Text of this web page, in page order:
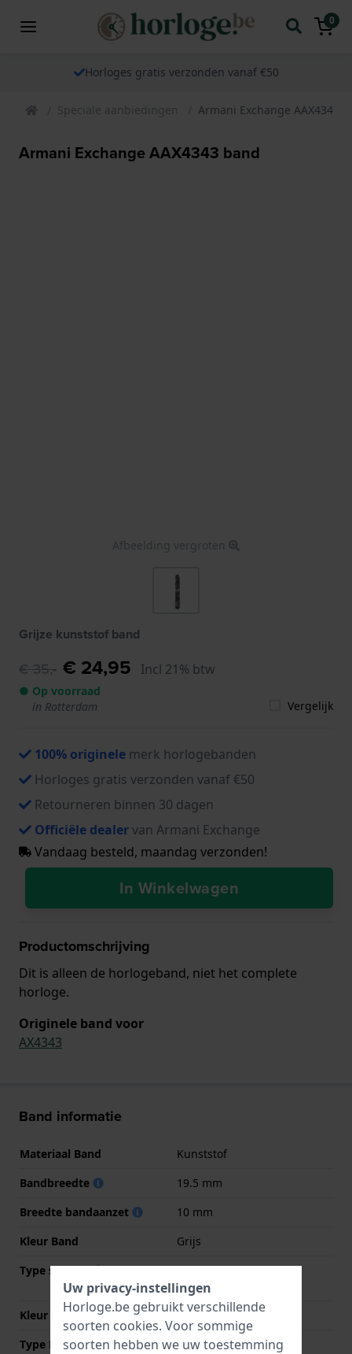
0
Horloges gratis verzonden vanaf €50
Speciale aanbiedingen Armani Exchange AAX4343
Armani Exchange AAX4343 band
Afbeelding vergroten
Grijze kunststof band
€ 35,- € 24,95 Incl 21% btw
● Op voorraad
in Rotterdam
Vergelijk
100% originele merk horlogebanden
Horloges gratis verzonden vanaf €50
Retourneren binnen 30 dagen
Officiële dealervan Armani Exchange
Vandaag besteld, maandag verzonden!
In Winkelwagen
Productomschrijving
Dit is alleen de horlogeband, niet het complete
horloge.
Originele band voor
AX4343
Band informatie
Materiaal Band
Kunststof
Bandbreedte
19.5 mm
Breedte bandaanzet
10 mm
Kleur Band
Grijs
Type sluiting
Vouwsluiting met
drukknoppen
Kleur sluiting
Zilver
Type Bevestiging
Bandpennen
Uw privacy-instellingen
Horloge.be gebruikt verschillende
soorten cookies. Voor sommige
soorten hebben we uw toestemming